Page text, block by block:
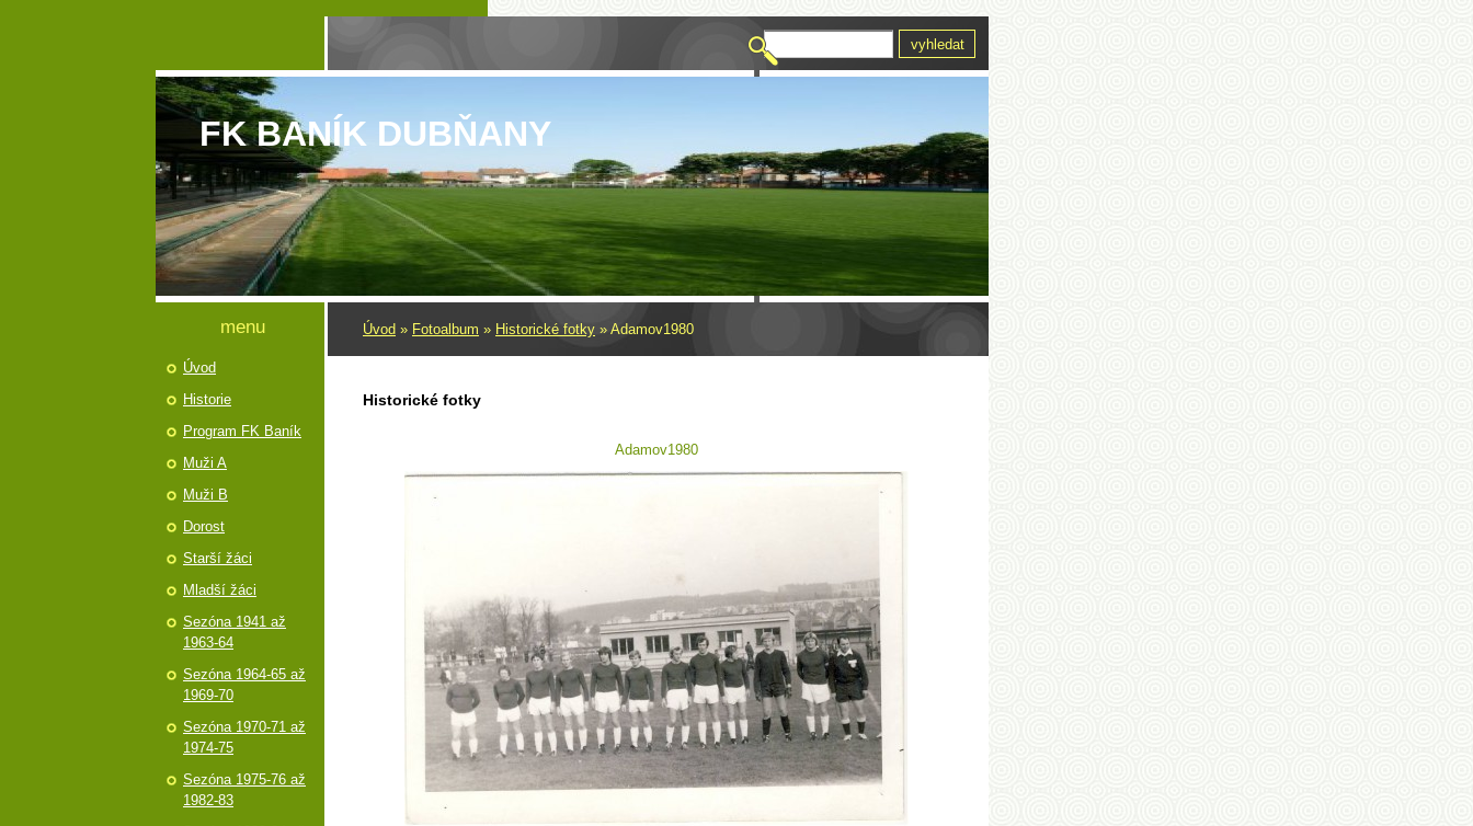
FK BANÍK DUBŇANY
Úvod » Fotoalbum » Historické fotky » Adamov1980
Historické fotky
Adamov1980
menu
Úvod
Historie
Program FK Baník
Muži A
Muži B
Dorost
Starší žáci
Mladší žáci
Sezóna 1941 až
1963-64
Sezóna 1964-65 až
1969-70
Sezóna 1970-71 až
1974-75
Sezóna 1975-76 až
1982-83